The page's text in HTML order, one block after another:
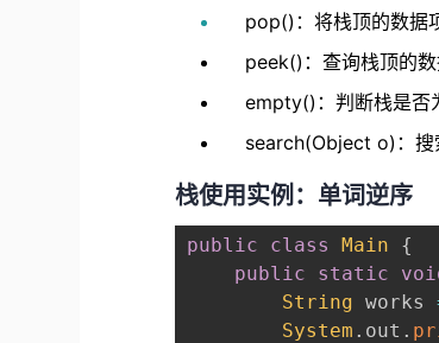
pop()：将栈顶的数据
peek()：查询栈顶的
empty()：判断栈是否
search(Object o)：搜
栈使用实例：单词逆序
public class Main
{
public
static
String works
System . out .